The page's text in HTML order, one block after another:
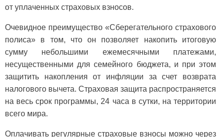
от уплаченных страховых взносов.
Очевидное преимущество «Сберегательного страхового
полиса» в том, что он позволяет накопить итоговую
сумму небольшими ежемесячными платежами,
несущественными для семейного бюджета, и при этом
защитить накопления от инфляции за счет возврата
налогового вычета. Страховая защита распространяется
на весь срок программы, 24 часа в сутки, на территории
всего мира.
Оплачивать регулярные страховые взносы можно через